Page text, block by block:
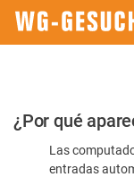
Por
favor,
confirme
¿Por qué
Las
entradas